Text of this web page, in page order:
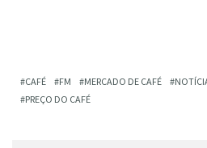
CAFÉ FM MERCADO DE CAFÉ
PREÇO DO CAFÉ